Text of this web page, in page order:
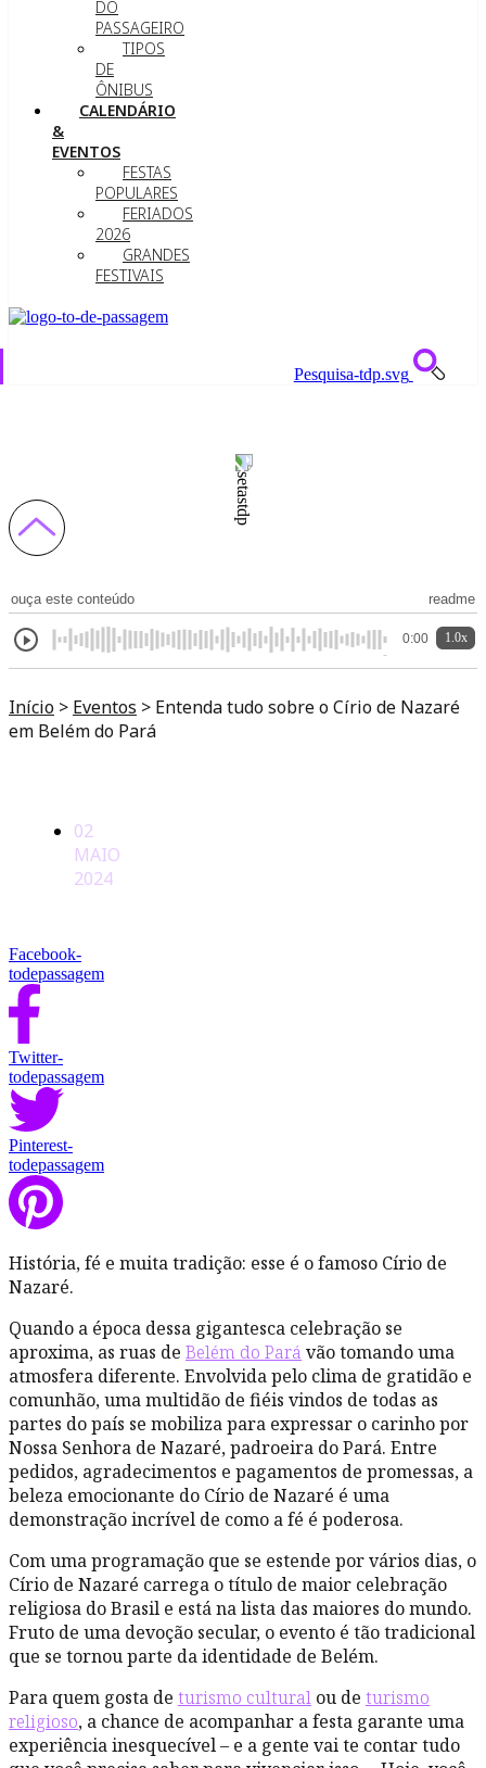
DO
PASSAGEIRO
TIPOS
DE
ÔNIBUS
CALENDÁRIO
&
EVENTOS
FESTAS
POPULARES
FERIADOS
2026
GRANDES
FESTIVAIS
Pesquisa-tdp.svg
ouça este conteúdo readme
0:00 1.0x
Início > Eventos > Entenda tudo sobre o Círio de Nazaré
em Belém do Pará
02
MAIO
2024
Facebook-
todepassagem
Twitter-
todepassagem
Pinterest-
todepassagem
História, fé e muita tradição: esse é o famoso Círio de
Nazaré.
Quando a época dessa gigantesca celebração se
aproxima, as ruas de Belém do Pará vão tomando uma
atmosfera diferente. Envolvida pelo clima de gratidão e
comunhão, uma multidão de fiéis vindos de todas as
partes do país se mobiliza para expressar o carinho por
Nossa Senhora de Nazaré, padroeira do Pará. Entre
pedidos, agradecimentos e pagamentos de promessas, a
beleza emocionante do Círio de Nazaré é uma
demonstração incrível de como a fé é poderosa.
Com uma programação que se estende por vários dias, o
Círio de Nazaré carrega o título de maior celebração
religiosa do Brasil e está na lista das maiores do mundo.
Fruto de uma devoção secular, o evento é tão tradicional
que se tornou parte da identidade de Belém.
Para quem gosta de turismo cultural ou de turismo
religioso, a chance de acompanhar a festa garante uma
experiência inesquecível – e a gente vai te contar tudo